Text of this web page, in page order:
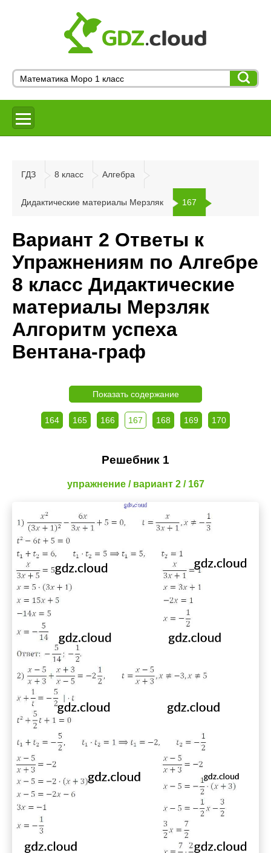
ГДЗ 8 класс Алгебра
Дидактические материалы Мерзляк 167
Вариант 2 Ответы к
Упражнениям по Алгебре
8 класс Дидактические
материалы Мерзляк
Алгоритм успеха
Вентана-граф
Показать содержание
164 165 166 167 168 169 170
Решебник 1
упражнение / вариант 2 / 167